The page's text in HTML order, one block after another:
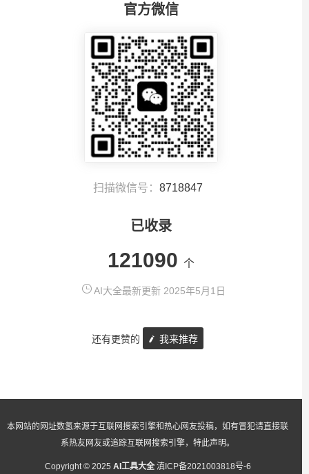
官方微信
扫描微信号： 8718847
已收录
121090 个
AI大全最新更新 2025年5月1日
还有更赞的 我来推荐
本网站的网址数氢来源于互联网搜索引擎和热心网友投稿，如有冒犯请直接联
系热友网友或追踪互联网搜索引擎，特此声明。
Copyright © 2025 AI工具大全 滇ICP备2021003818号-6